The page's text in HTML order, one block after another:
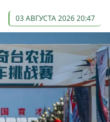
03 АВГУСТА 2026 20:47